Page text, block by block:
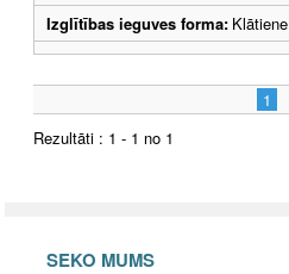
Izglītības ieguves forma: Klātiene
1
Rezultāti : 1 - 1 no 1
SEKO MUMS